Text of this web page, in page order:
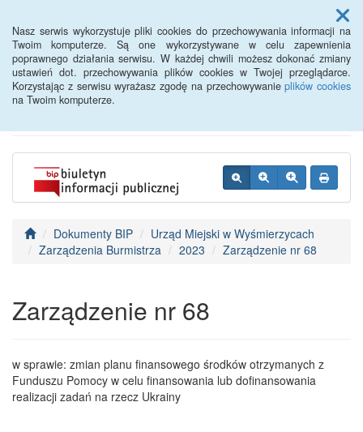
Nasz serwis wykorzystuje pliki cookies do przechowywania informacji na
Twoim komputerze. Są one wykorzystywane w celu zapewnienia
poprawnego działania serwisu. W każdej chwili możesz dokonać zmiany
ustawień dot. przechowywania plików cookies w Twojej przeglądarce.
Korzystając z serwisu wyrażasz zgodę na przechowywanieplików cookies
na Twoim komputerze.
Menu
BIP - Urząd Miejski
Wyśmierzyce
Dokumenty BIP
Urząd Miejski w Wyśmierzycach
Zarządzenia Burmistrza
2023 Zarządzenie nr 68
Zarządzenie nr 68
w sprawie: zmian planu finansowego środków otrzymanych z
Funduszu Pomocy w celu finansowania lub dofinansowania
realizacji zadań na rzecz Ukrainy